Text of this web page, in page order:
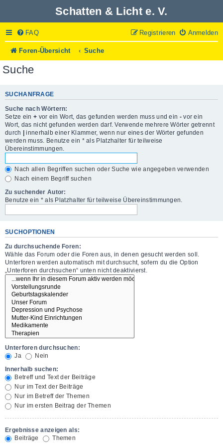
Schatten & Licht e. V.
FAQ Anmelden
Registrieren
Foren-Übersicht Suche
Suche
SUCHANFRAGE
Suche nach Wörtern:
Setze ein + vor ein Wort, das gefunden werden muss und ein -vor ein
Wort, das nicht gefunden werden darf. Verwende mehrere Wörter getrennt
durch | innerhalb einer Klammer, wenn nur eines der Wörter gefunden
werden muss. Benutze ein * als Platzhalter für teilweise
Übereinstimmungen.
Nach allen Begriffen suchen oder Suche wie angegeben verwenden
Nach einem Begriff suchen
Zu suchender Autor:
Benutze ein * als Platzhalter für teilweise Übereinstimmungen.
SUCHOPTIONEN
Zu durchsuchende Foren:
Wähle das Forum oder die Foren aus, in denen gesucht werden soll.
Unterforen werden automatisch mit durchsucht, sofern du die Option
„Unterforen durchsuchen“ unten nicht deaktivierst.
Unterforen durchsuchen:
Ja
Nein
Innerhalb suchen:
Betreff und Text der Beiträge
Nur im Text der Beiträge
Nur im Betreff der Themen
Nur im ersten Beitrag der Themen
Ergebnisse anzeigen als:
Beiträge
Themen